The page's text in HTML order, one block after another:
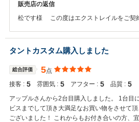
販売店の返信
松です様 この度はエクストレイルをご契
このような高い評価をいただきまして、社
ます。こだわりの1台を見つける事が出来ま
かってしまい松ですさんには大変ご迷惑を
センサー保証3年に加入されていますので
軽にご連絡頂ければ幸いです。 今後とも、
す。
タントカスタム購入しました
総合評価 5点
接客 : 5 雰囲気 : 5 アフター : 5 品質 : 5
アップルさんから2台目購入しました。 1台目
ビスまでして頂き大満足なお買い物をさせて頂きました。 本
ございました！ これからもお付き合い